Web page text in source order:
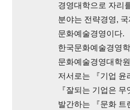
경영대학으로 자리
분야는 전략경영,
문화예술경영이다.
한국문화예술경영
문화예술경영대학
저서로는 『기업 윤
『잘되는 기업은
발간하는 『문화 트